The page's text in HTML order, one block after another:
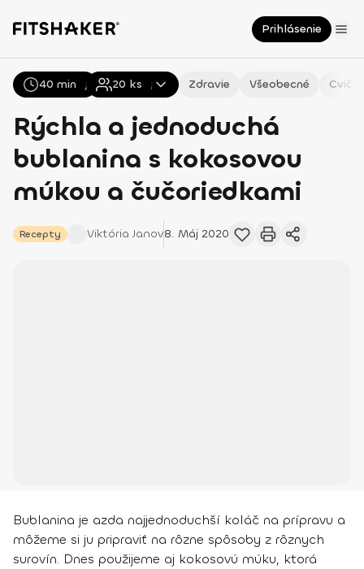
Prihlásenie
Všetky Recepty Zdravie Všeobecné
Rýchla a jednoduchá
bublanina s kokosovou
múkou a čučoriedkami
Recepty Viktória Janov8. Máj 2020
40 min 20 ks
Bublanina je azda najjednoduchší koláč na prípravu a
môžeme si ju pripraviť na rôzne spôsoby z rôznych
surovín. Dnes použijeme aj kokosovú múku, ktorá